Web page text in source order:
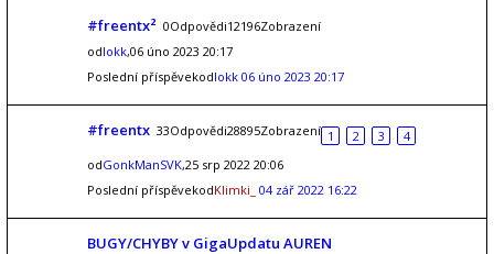
#freentx² 0Odpovědi12196Zobrazení
odlokk,06 úno 2023 20:17
Poslední příspěvekodlokk 06 úno 2023 20:17
#freentx 33Odpovědi28895Zobrazení 1 2 3
4
odGonkManSVK,25 srp 2022 20:06
Poslední příspěvekodKlimki_ 04 zář 2022 16:22
BUGY/CHYBY v GigaUpdatu AUREN